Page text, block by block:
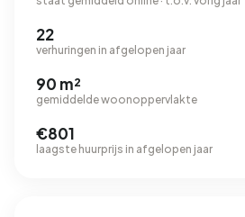
22
verhuringen in afgelopen jaar
90 m²
gemiddelde woonoppervlakte
€801
laagste huurprijs in afgelopen jaar